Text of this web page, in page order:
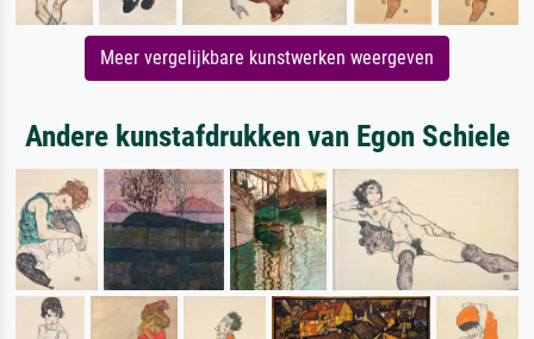
Meer vergelijkbare kunstwerken weergeven
Andere kunstafdrukken van Egon Schiele